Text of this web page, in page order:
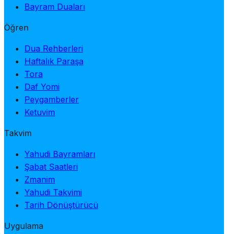
Bayram Duaları
Öğren
Dua Rehberleri
Haftalık Paraşa
Tora
Daf Yomi
Peygamberler
Ketuvim
Takvim
Yahudi Bayramları
Şabat Saatleri
Zmanim
Yahudi Takvimi
Tarih Dönüştürücü
Uygulama